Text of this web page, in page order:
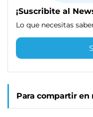
¡Suscribite al
Lo que necesitas
Para compartir en